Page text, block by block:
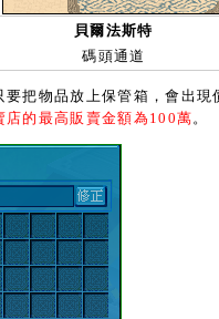
貝爾法斯特
碼頭通道
把物品放上保管箱，會出現
店的最高販賣金額為100萬。